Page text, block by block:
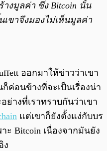
างมูลค่า ซึ่ง Bitcoin นั้น
ขาจึงมองไม่เห็นมูลค่า
ออกมาให้ข่าวว่าเขา
ค่อนข้างที่จะเป็นเรื่องน่า
ย่างที่เราทราบกันว่าเขา
แต่เขาก็ยังตั้งแง่กับบร
ะ Bitcoin เนื่องจากมันยัง
ง